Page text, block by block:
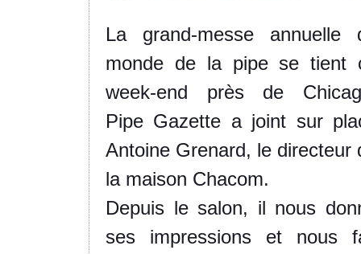
La grand-messe annuelle
monde de la pipe se tient
week-end près de
Pipe Gazette a joint sur
Antoine Grenard, le directeur
la maison Chacom.
Depuis le salon, il nous
ses impressions et nous